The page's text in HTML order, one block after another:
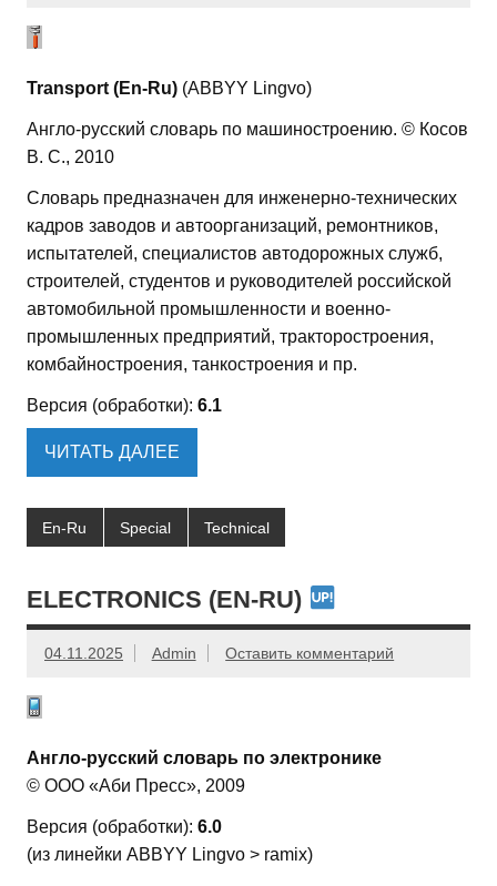
Transport (En-Ru) (ABBYY Lingvo)
Англо-русский словарь по машиностроению. © Косов
В. С., 2010
Словарь предназначен для инженерно-технических
кадров заводов и автоорганизаций, ремонтников,
испытателей, специалистов автодорожных служб,
строителей, студентов и руководителей российской
автомобильной промышленности и военно-
промышленных предприятий, тракторостроения,
комбайностроения, танкостроения и пр.
Версия (обработки): 6.1
ЧИТАТЬ ДАЛЕЕ
En-Ru Special Technical
ELECTRONICS (EN-RU)
04.11.2025 Admin Оставить комментарий
Англо-русский словарь по электронике
© ООО «Аби Пресс», 2009
Версия (обработки): 6.0
(из линейки ABBYY Lingvo > ramix)